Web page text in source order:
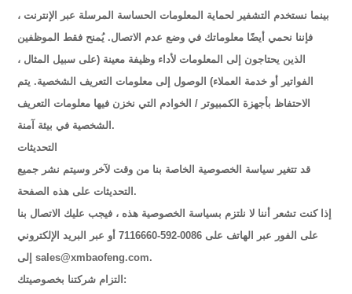
بينما نستخدم التشفير لحماية المعلومات الحساسة المرسلة عبر الإنترنت ،
فإننا نحمي أيضًا معلوماتك في وضع عدم الاتصال. يُمنح فقط الموظفين
الذين يحتاجون إلى المعلومات لأداء وظيفة معينة (على سبيل المثال ،
الفواتير أو خدمة العملاء) الوصول إلى معلومات التعريف الشخصية. يتم
الاحتفاظ بأجهزة الكمبيوتر / الخوادم التي نخزن فيها معلومات التعريف
الشخصية في بيئة آمنة.
التحديثات
قد تتغير سياسة الخصوصية الخاصة بنا من وقت لآخر وسيتم نشر جميع
التحديثات على هذه الصفحة.
إذا كنت تشعر أننا لا نلتزم بسياسة الخصوصية هذه ، فيجب عليك الاتصال بنا
على الفور عبر الهاتف على 0086-592-7116660 أو عبر البريد الإلكتروني
إلى sales@xmbaofeng.com.
التزام شركتنا بخصوصيتك: